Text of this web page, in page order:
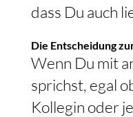
dass Du auch
Die Entscheidung
Wenn Du mit
sprichst, egal
Kollegin oder